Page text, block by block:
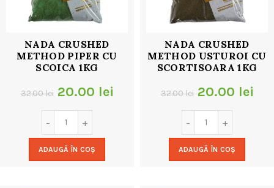
NADA CRUSHED
METHOD PIPER CU
SCOICA 1KG
32.00lei Prețul
inițial
a
fost:
20.00 lei
ADAUGĂ ÎN COȘ
NADA CRUSHED
METHOD USTUROI CU
SCORTISOARA 1KG
32.00lei Prețul
inițial
a
fost:
20.00 lei
ADAUGĂ ÎN COȘ